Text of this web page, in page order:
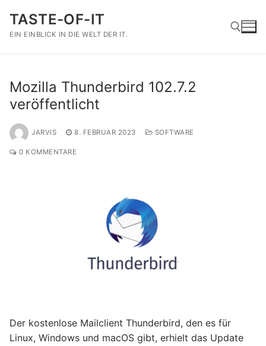
Inhalt
springen
TASTE-OF-IT
EIN EINBLICK IN DIE WELT DER IT.
Mozilla Thunderbird 102.7.2
veröffentlicht
JARVIS 8. FEBRUAR 2023 SOFTWARE
0 KOMMENTARE
Der kostenlose Mailclient Thunderbird, den es für
Linux, Windows und macOS gibt, erhielt das Update